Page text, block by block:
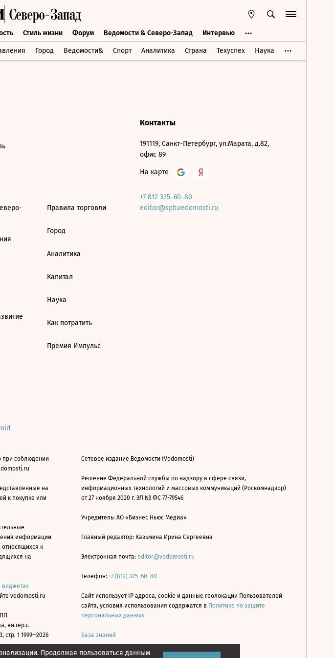
Стиль жизни Форум Ведомости & Северо-Запад Интервью
Город Ведомости& Спорт Аналитика Страна Техуспех Наука
Стиль жизни Форум Ведомости & Северо-Запад Интервью
Продолжая пользоваться данным
Правила торговли
Город
Аналитика
Капитал
Наука
Как потратить
Премия Импульс
Контакты
191119, Санкт-Петербург, ул.Марата, д.82,
офис 89
На карте
+7 812 325–60–80
editor@spb.vedomosti.ru
при соблюдении
на
к покупке или
информации
относящихся к
на
виджетах
vedomosti.ru
вн.тер.г.
1 1999—2026
Сетевое издание Ведомости (Vedomosti)
Решение Федеральной службы по надзору в сфере связи,
информационных технологий и массовых коммуникаций (Роскомнадзор)
от 27 ноября 2020 г. ЭЛ № ФС 77-79546
Учредитель: АО «Бизнес Ньюс Медиа»
Главный редактор: Казьмина Ирина Сергеевна
Электронная почта: editor@vedomosti.ru
Телефон: +7 (812) 325–60–80
Сайт использует IP адреса, cookie и данные геолокации Пользователей
сайта, условия использования содержатся в Политике по защите
персональных данных
База знаний